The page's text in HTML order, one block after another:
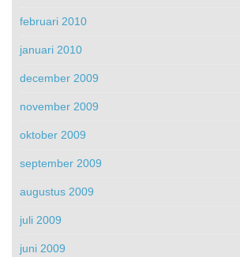
februari 2010
januari 2010
december 2009
november 2009
oktober 2009
september 2009
augustus 2009
juli 2009
juni 2009